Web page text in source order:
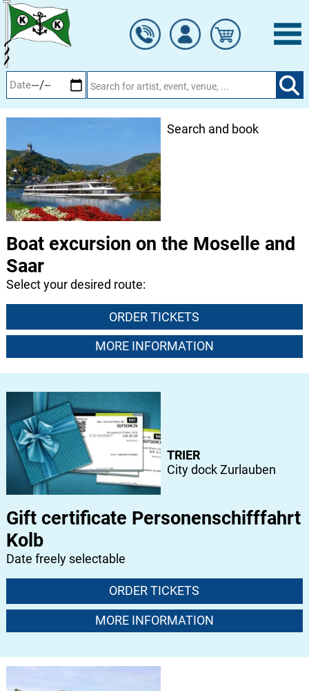
to
main
content
Search and book
Boat excursion on the Moselle and
Saar
Select your desired route:
ORDER TICKETS
MORE INFORMATION
Gift certificate Personenschifffahrt
Kolb
Date freely selectable
ORDER TICKETS
MORE INFORMATION
TRIER
City dock Zurlauben